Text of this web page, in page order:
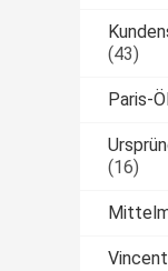
(43)
Paris-
(16)